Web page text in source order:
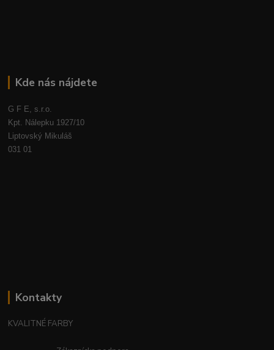
Kde nás nájdete
G F E, s.r.o.
Kpt. Nálepku 1927/10
Liptovský Mikuláš
031 01
Kontakty
KVALITNÉ FARBY